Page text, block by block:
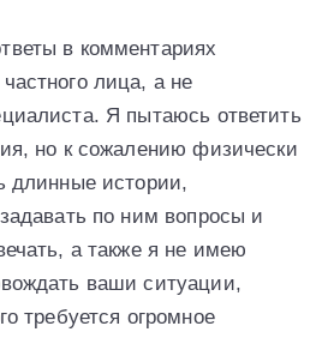
в комментариях
лица, а не
Я пытаюсь ответить
но к сожалению физически
длинные истории,
по ним вопросы и
а также я не имею
ваши ситуации,
требуется огромное